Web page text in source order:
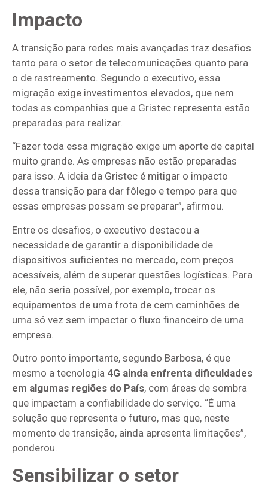
Impacto
A transição para redes mais avançadas traz desafios
tanto para o setor de telecomunicações quanto para
o de rastreamento. Segundo o executivo, essa
migração exige investimentos elevados, que nem
todas as companhias que a Gristec representa estão
preparadas para realizar.
“Fazer toda essa migração exige um aporte de capital
muito grande. As empresas não estão preparadas
para isso. A ideia da Gristec é mitigar o impacto
dessa transição para dar fôlego e tempo para que
essas empresas possam se preparar”, afirmou.
Entre os desafios, o executivo destacou a
necessidade de garantir a disponibilidade de
dispositivos suficientes no mercado, com preços
acessíveis, além de superar questões logísticas. Para
ele, não seria possível, por exemplo, trocar os
equipamentos de uma frota de cem caminhões de
uma só vez sem impactar o fluxo financeiro de uma
empresa.
Outro ponto importante, segundo Barbosa, é que
mesmo a tecnologia 4G ainda enfrenta dificuldades
em algumas regiões do País, com áreas de sombra
que impactam a confiabilidade do serviço. “É uma
solução que representa o futuro, mas que, neste
momento de transição, ainda apresenta limitações”,
ponderou.
Sensibilizar o setor